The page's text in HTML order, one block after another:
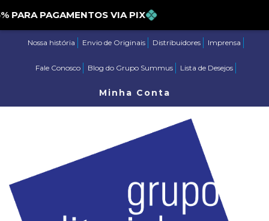
PAGAMENTOS VIA PIX
Nossa história Envio de Originais Distribuidores Imprensa
Fale Conosco Blog do Grupo Summus Lista de Desejos
Minha Conta